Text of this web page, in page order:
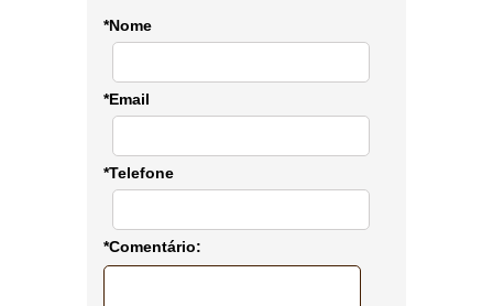
*Nome
*Email
*Telefone
*Comentário: